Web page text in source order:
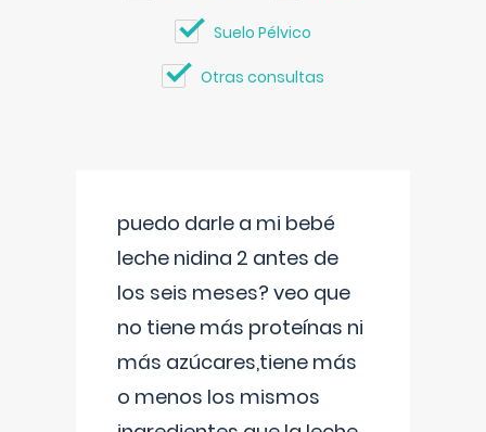
Suelo Pélvico
Otras consultas
puedo darle a mi bebé
leche nidina 2 antes de
los seis meses? veo que
no tiene más proteínas ni
más azúcares,tiene más
o menos los mismos